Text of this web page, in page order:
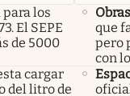
los
El SEPE
de 5000
cargar
del litro de
Obras
que
pero
con